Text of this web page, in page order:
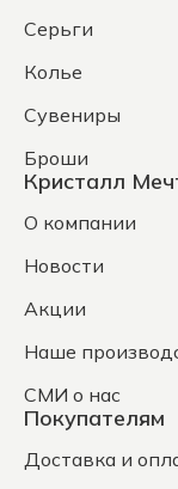
Серьги
Колье
Сувениры
Броши
Кристалл
О компании
Новости
Акции
Наше
СМИ о нас
Покупателям
Доставка и